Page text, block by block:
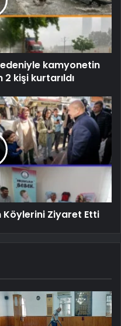
kamyonetin
kişi kurtarıldı
Köylerini Ziyaret Etti